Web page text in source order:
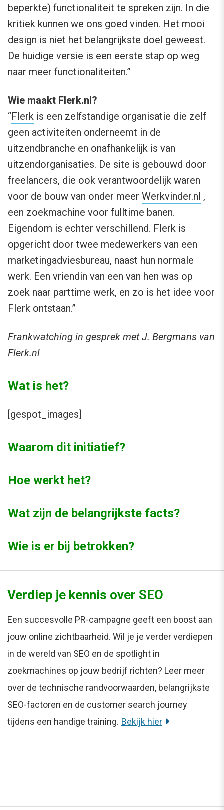
beperkte) functionaliteit te spreken zijn. In die
kritiek kunnen we ons goed vinden. Het mooi
design is niet het belangrijkste doel geweest.
De huidige versie is een eerste stap op weg
naar meer functionaliteiten.”
Wie maakt Flerk.nl?
“Flerk is een zelfstandige organisatie die zelf
geen activiteiten onderneemt in de
uitzendbranche en onafhankelijk is van
uitzendorganisaties. De site is gebouwd door
freelancers, die ook verantwoordelijk waren
voor de bouw van onder meer Werkvinder.nl ,
een zoekmachine voor fulltime banen.
Eigendom is echter verschillend. Flerk is
opgericht door twee medewerkers van een
marketingadviesbureau, naast hun normale
werk. Een vriendin van een van hen was op
zoek naar parttime werk, en zo is het idee voor
Flerk ontstaan.”
Frankwatching in gesprek met J. Bergmans van
Flerk.nl
Wat is het?
[gespot_images]
Waarom dit initiatief?
Hoe werkt het?
Wat zijn de belangrijkste facts?
Wie is er bij betrokken?
Verdiep je kennis over SEO
Een succesvolle PR-campagne geeft een boost aan
jouw online zichtbaarheid. Wil je je verder verdiepen
in de wereld van SEO en de spotlight in
zoekmachines op jouw bedrijf richten? Leer meer
over de technische randvoorwaarden, belangrijkste
SEO-factoren en de customer search journey
tijdens een handige training. Bekijk hier